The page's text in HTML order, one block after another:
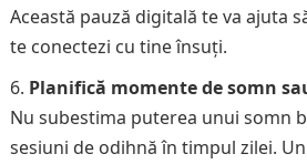
Această pauză digitală te va ajuta
te conectezi cu tine însuți.
Planifică momente de somn
Nu subestima puterea unui somn
sesiuni de odihnă în timpul zilei.